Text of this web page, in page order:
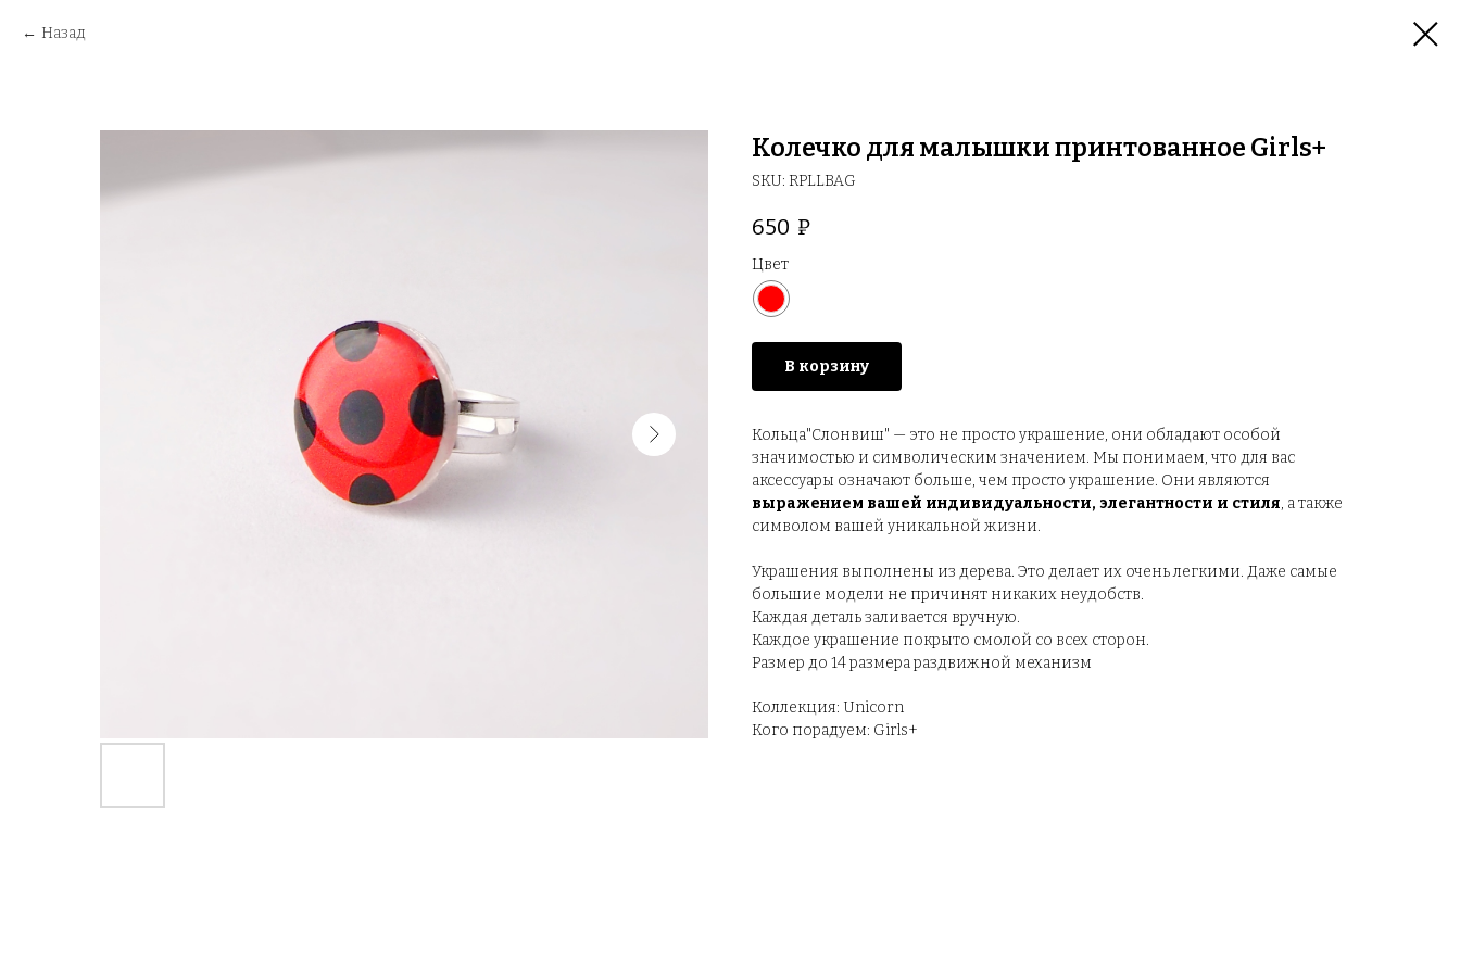
Назад
Колечко для малышки принтованное Girls+
SKU: RPLLBAG
650 ₽
Цвет
В корзину
Кольца"Слонвиш" — это не просто украшение, они обладают особой
значимостью и символическим значением. Мы понимаем, что для вас
аксессуары означают больше, чем просто украшение. Они являются
выражением вашей индивидуальности, элегантности и стиля, а также
символом вашей уникальной жизни.
Украшения выполнены из дерева. Это делает их очень легкими. Даже самые
большие модели не причинят никаких неудобств.
Каждая деталь заливается вручную.
Каждое украшение покрыто смолой со всех сторон.
Размер до 14 размера раздвижной механизм
Коллекция: Unicorn
Кого порадуем: Girls+